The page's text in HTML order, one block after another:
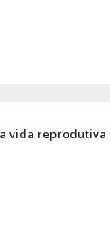
vida reprodutiva